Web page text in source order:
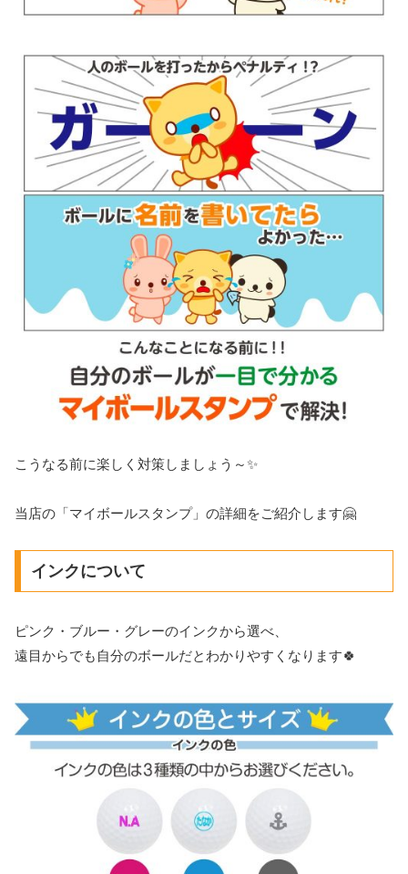
こうなる前に楽しく対策しましょう～✨
当店の「マイボールスタンプ」の詳細をご紹介します🤗
インクについて
ピンク・ブルー・グレーのインクから選べ、
遠目からでも自分のボールだとわかりやすくなります🍀